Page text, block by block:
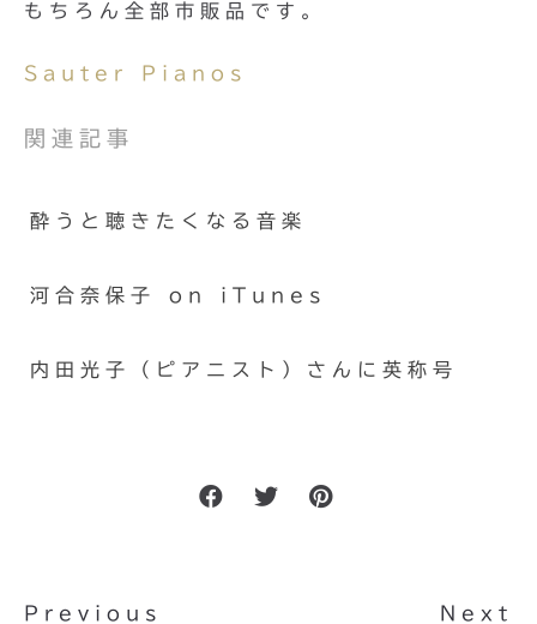
もちろん全部市販品です。
Sauter Pianos
関連記事
酔うと聴きたくなる音楽
河合奈保子 on iTunes
内田光子（ピアニスト）さんに英称号
Previous Next